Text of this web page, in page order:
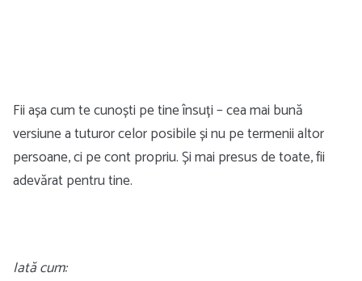
Fii așa cum te cunoști pe tine însuți – cea mai bună
versiune a tuturor celor posibile și nu pe termenii altor
persoane, ci pe cont propriu. Și mai presus de toate, fii
adevărat pentru tine.
Iată cum: